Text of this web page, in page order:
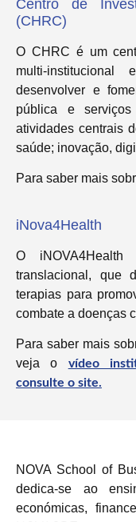
Centro de
(CHRC)
O CHRC é um
multi-
desenvolver e
pública e
atividades centrais
saúde; inovação,
Para saber mais
iNova4Health
O
translacional, que
terapias para
combate a doenças
Para saber mais
veja o vídeo
consulte o site.
NOVA School of
dedica-se ao
económicas,